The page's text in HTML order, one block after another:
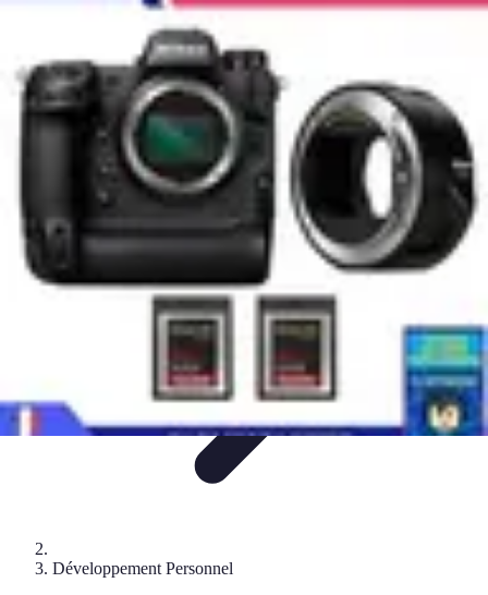
Guidance et MentoratOutils et Ressources
MentoratAvis d'ExpertsInspiration
Guidance Créateurs
Développement Personnel